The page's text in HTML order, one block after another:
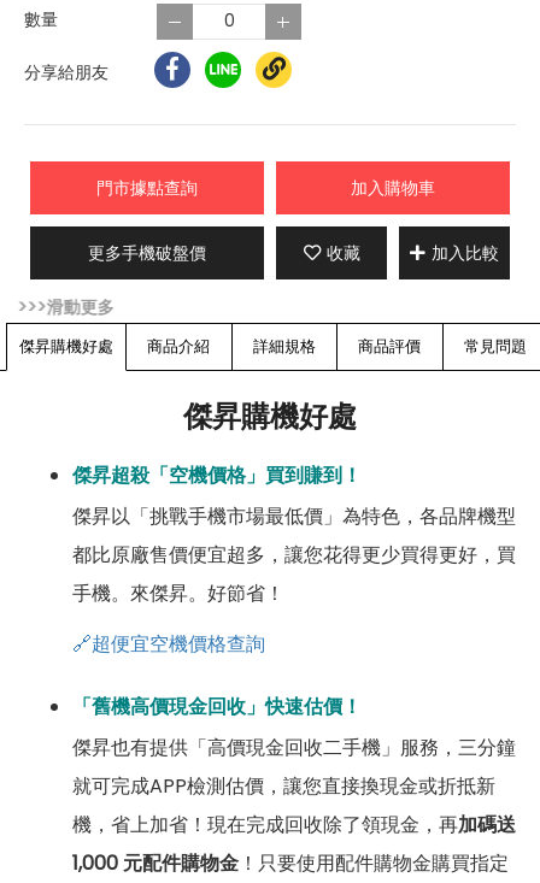
分享給朋友
門市據點查詢 加入購物車
更多手機破盤價 收藏 加入比較
傑昇購機好處 商品介紹 詳細規格 商品評價 常見問題
傑昇購機好處
傑昇超殺「空機價格」買到賺到！
傑昇以「挑戰手機市場最低價」為特色，各品牌機型
都比原廠售價便宜超多，讓您花得更少買得更好，買
手機。來傑昇。好節省！
🔗超便宜空機價格查詢
「舊機高價現金回收」快速估價！
傑昇也有提供「高價現金回收二手機」服務，三分鐘
就可完成APP檢測估價，讓您直接換現金或折抵新
機，省上加省！現在完成回收除了領現金，再加碼送
1,000 元配件購物金 ！只要使用配件購物金購買指定